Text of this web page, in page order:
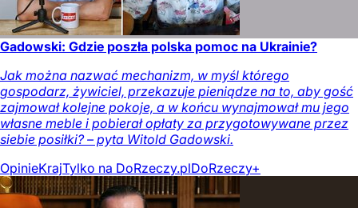
Gadowski: Gdzie poszła polska pomoc na Ukrainie?
Jak można nazwać mechanizm, w myśl którego
gospodarz, żywiciel, przekazuje pieniądze na to, aby gość
zajmował kolejne pokoje, a w końcu wynajmował mu jego
własne meble i pobierał opłaty za przygotowywane przez
siebie posiłki? – pyta Witold Gadowski.
OpinieKrajTylko na DoRzeczy.plDoRzeczy+